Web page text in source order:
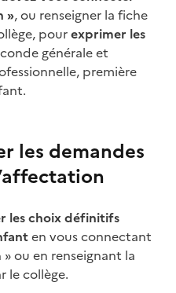
», ou renseigner la fiche
pourexprimer les
générale et
première
les demandes
les choix définitifs
en vous connectant
ou en renseignant la
le collège.